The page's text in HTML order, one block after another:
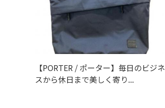
【PORTER / ポーター】毎日のビジネ
スから休日まで美しく寄り...